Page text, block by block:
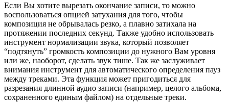
Если Вы хотите вырезать окончание записи, то можно
воспользоваться опцией затухания для того, чтобы
композиция не обрывалась резко, а плавно затихала на
протяжении последних секунд. Также удобно использовать
инструмент нормализации звука, который позволяет
“подтянуть” громкость композиции до нужного Вам уровня
или же, наоборот, сделать звук тише. Так же заслуживает
внимания инструмент для автоматического определения пауз
между треками. Эта функция может пригодиться для
разрезания длинной аудио записи (например, целого альбома,
сохраненного единым файлом) на отдельные треки.